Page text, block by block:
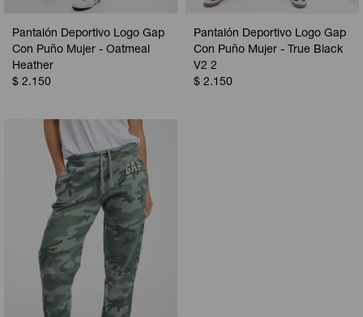
Pantalón Deportivo Logo Gap
Con Puño Mujer - Oatmeal
Heather
$ 2.150
Pantalón Deportivo Logo Gap
Con Puño Mujer - True Black
V2 2
$ 2.150